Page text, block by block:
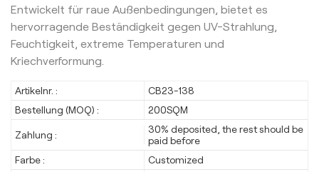
Entwickelt für raue Außenbedingungen, bietet es
hervorragende Beständigkeit gegen UV-Strahlung,
Feuchtigkeit, extreme Temperaturen und
Kriechverformung.
Artikelnr. :
CB23-138
Bestellung (MOQ) :
200SQM
Zahlung :
30% deposited, the rest should be
paid before
Farbe :
Customized